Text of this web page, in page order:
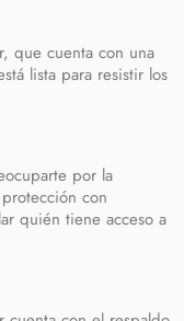
que cuenta con una
lista para resistir los
por la
con
quién tiene acceso a